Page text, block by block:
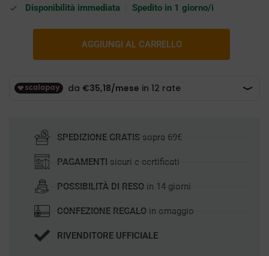
Disponibilità immediata Spedito in 1 giorno/i
AGGIUNGI AL CARRELLO
SPEDIZIONE GRATISsopra 69€
PAGAMENTI sicuri e certificati
POSSIBILITÀ DI RESO in 14 giorni
CONFEZIONE REGALOin omaggio
RIVENDITORE UFFICIALE